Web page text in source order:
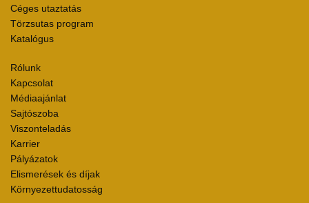
Céges utaztatás
Törzsutas program
Katalógus
Rólunk
Kapcsolat
Médiaajánlat
Sajtószoba
Viszonteladás
Karrier
Pályázatok
Elismerések és díjak
Környezettudatosság